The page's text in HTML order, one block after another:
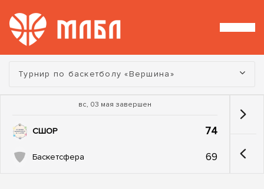
Турнир:
Турнир по баскетболу «Вершина»
вс, 03 мая завершен
СШОР 74
Баскетсфера 69